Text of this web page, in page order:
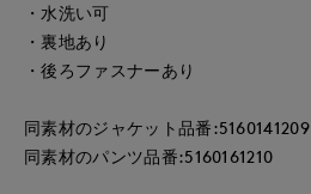
・水洗い可
・裏地あり
・後ろファスナーあり
同素材のジャケット品番:5160141209
同素材のパンツ品番:5160161210